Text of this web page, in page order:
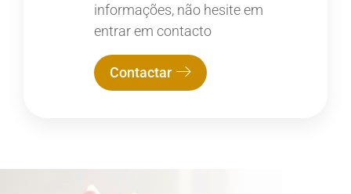
informações, não hesite em
entrar em contacto
Contactar